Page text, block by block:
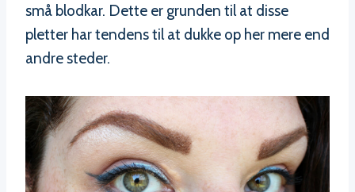
små blodkar. Dette er grunden til at disse
pletter har tendens til at dukke op her mere end
andre steder.